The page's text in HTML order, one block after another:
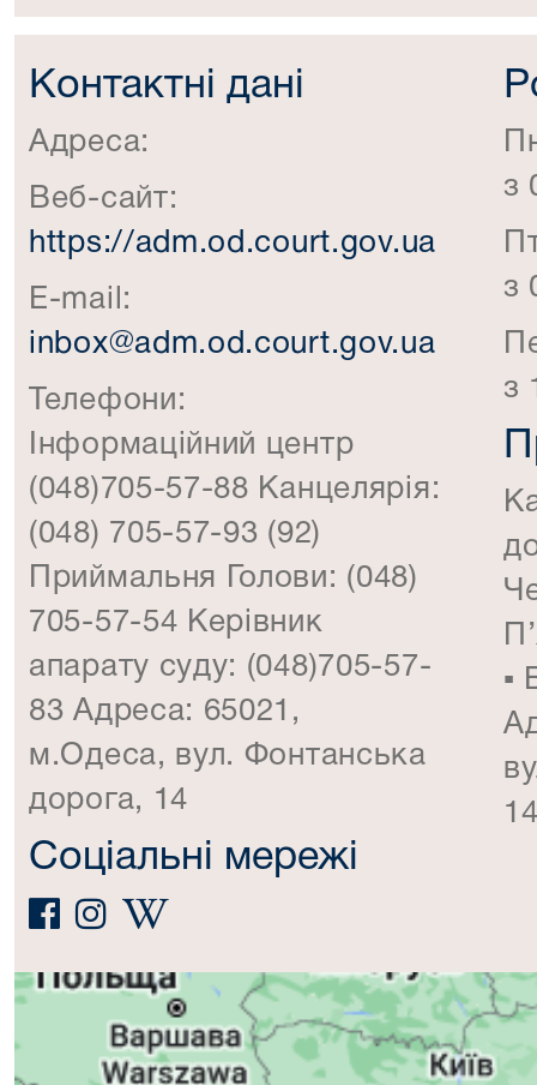
Контактні дані
Адреса:
Веб-сайт:
https://adm.od.court.gov.ua
E-mail:
inbox@adm.od.court.gov.ua
Телефони:
Інформаційний центр
(048)705-57-88 Канцелярія:
(048) 705-57-93 (92)
Приймальня Голови: (048)
705-57-54 Керівник
апарату суду: (048)705-57-
83 Адреса: 65021,
м.Одеса, вул. Фонтанська
дорога, 14
Соціальні мережі
з
з
з
▪️